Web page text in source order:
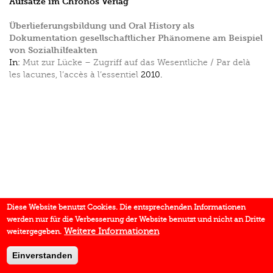
Überlieferungsbildung und Oral History als
Dokumentation gesellschaftlicher Phänomene am Beispiel
von Sozialhilfeakten
In: Mut zur Lücke – Zugriff auf das Wesentliche / Par delà
les lacunes, l’accès à l’essentiel 2010.
Diese Website benutzt Cookies. Die entsprechenden Informationen
werden nur für die Verbesserung der Website benutzt und nicht an Dritte
weitergegeben. Weitere Informationen
Einverstanden